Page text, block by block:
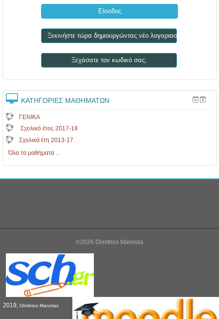
Ξεκινήστε τώρα δημιουργώντας νέο λογαριασμό!
Ξεχάσατε τον κωδικό σας;
ΚΑΤΗΓΟΡΊΕΣ ΜΑΘΗΜΆΤΩΝ
ΓΕΝΙΚΑ
Σχολικό έτος 2017-18
Σχολικά έτη 2013-17
Όλα τα μαθήματα ...
©2026 Dimitrios Manolas
2019, Dimitrios Manolas